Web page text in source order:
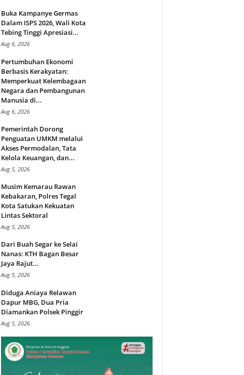
Buka Kampanye Germas
Dalam ISPS 2026, Wali Kota
Tebing Tinggi Apresiasi...
Aug 6, 2026
Pertumbuhan Ekonomi
Berbasis Kerakyatan:
Memperkuat Kelembagaan
Negara dan Pembangunan
Manusia di...
Aug 6, 2026
Pemerintah Dorong
Penguatan UMKM melalui
Akses Permodalan, Tata
Kelola Keuangan, dan...
Aug 5, 2026
Musim Kemarau Rawan
Kebakaran, Polres Tegal
Kota Satukan Kekuatan
Lintas Sektoral
Aug 5, 2026
Dari Buah Segar ke Selai
Nanas: KTH Bagan Besar
Jaya Rajut...
Aug 5, 2026
Diduga Aniaya Relawan
Dapur MBG, Dua Pria
Diamankan Polsek Pinggir
Aug 5, 2026